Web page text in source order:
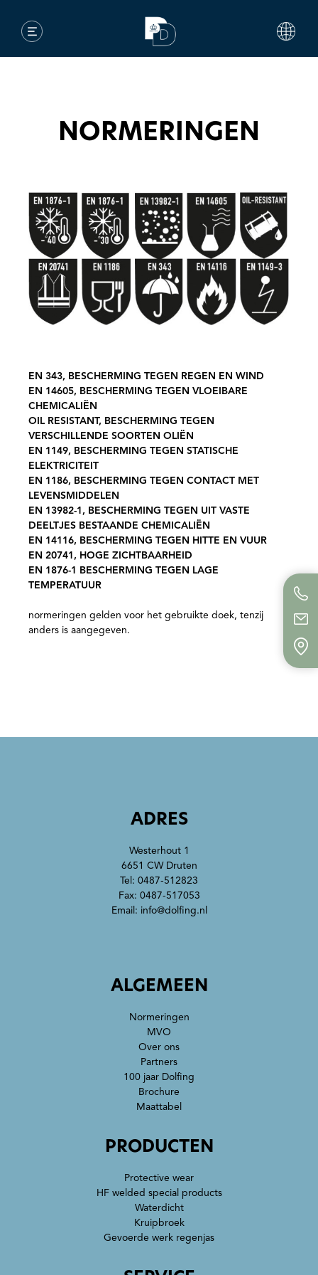
NORMERINGEN
EN 343, BESCHERMING TEGEN REGEN EN WIND
EN 14605, BESCHERMING TEGEN VLOEIBARE
CHEMICALIËN
OIL RESISTANT, BESCHERMING TEGEN
VERSCHILLENDE SOORTEN OLIËN
EN 1149, BESCHERMING TEGEN STATISCHE
ELEKTRICITEIT
EN 1186, BESCHERMING TEGEN CONTACT MET
LEVENSMIDDELEN
EN 13982-1, BESCHERMING TEGEN UIT VASTE
DEELTJES BESTAANDE CHEMICALIËN
EN 14116, BESCHERMING TEGEN HITTE EN VUUR
EN 20741, HOGE ZICHTBAARHEID
EN 1876-1 BESCHERMING TEGEN LAGE
TEMPERATUUR
normeringen gelden voor het gebruikte doek, tenzij
anders is aangegeven.
ADRES
Westerhout 1
6651 CW Druten
Tel: 0487-512823
Fax: 0487-517053
Email: info@dolfing.nl
ALGEMEEN
Normeringen
MVO
Over ons
Partners
100 jaar Dolfing
Brochure
Maattabel
PRODUCTEN
Protective wear
HF welded special products
Waterdicht
Kruipbroek
Gevoerde werk regenjas